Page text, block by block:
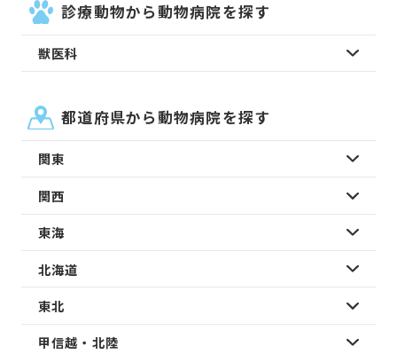
診療動物から動物病院を探す
獣医科
都道府県から動物病院を探す
関東
関西
東海
北海道
東北
甲信越・北陸